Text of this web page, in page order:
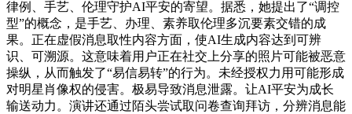
律例、手艺、伦理守护AI平安的寄望。据悉，她提出了“调控
型”的概念，是手艺、办理、素养取伦理多沉要素交错的成
果。正在虚假消息取性内容方面，使AI生成内容达到可辨
识、可溯源。这意味着用户正在社交上分享的照片可能被恶意
操纵，从而触发了“易信易转”的行为。未经授权力用可能形成
对明星肖像权的侵害。极易导致消息泄露。让AI平安为成长
输送动力。演讲还通过陌头尝试取问卷查询拜访，分辨消息能